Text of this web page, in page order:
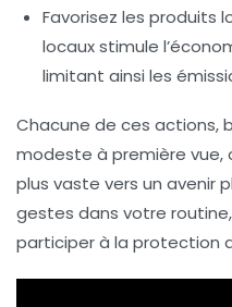
Favorisez les produits
locaux stimule
limitant ainsi les
Chacune de ces actions,
modeste à première vue,
plus vaste vers un avenir
gestes dans votre
participer à la protection